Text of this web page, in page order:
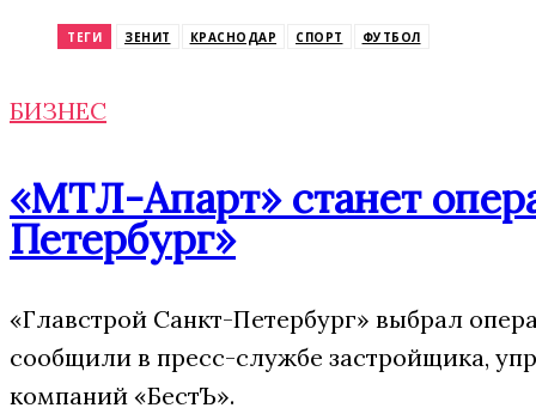
ТЕГИ ЗЕНИТ КРАСНОДАР СПОРТ ФУТБОЛ
БИЗНЕС
«МТЛ-Апарт» станет
Петербург»
«Главстрой Санкт-Петербург» выбрал
сообщили в пресс-службе застройщика,
компаний «БестЪ».